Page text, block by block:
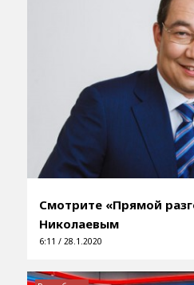
Смотрите «Прямой
Николаевым
6:11 / 28.1.2020